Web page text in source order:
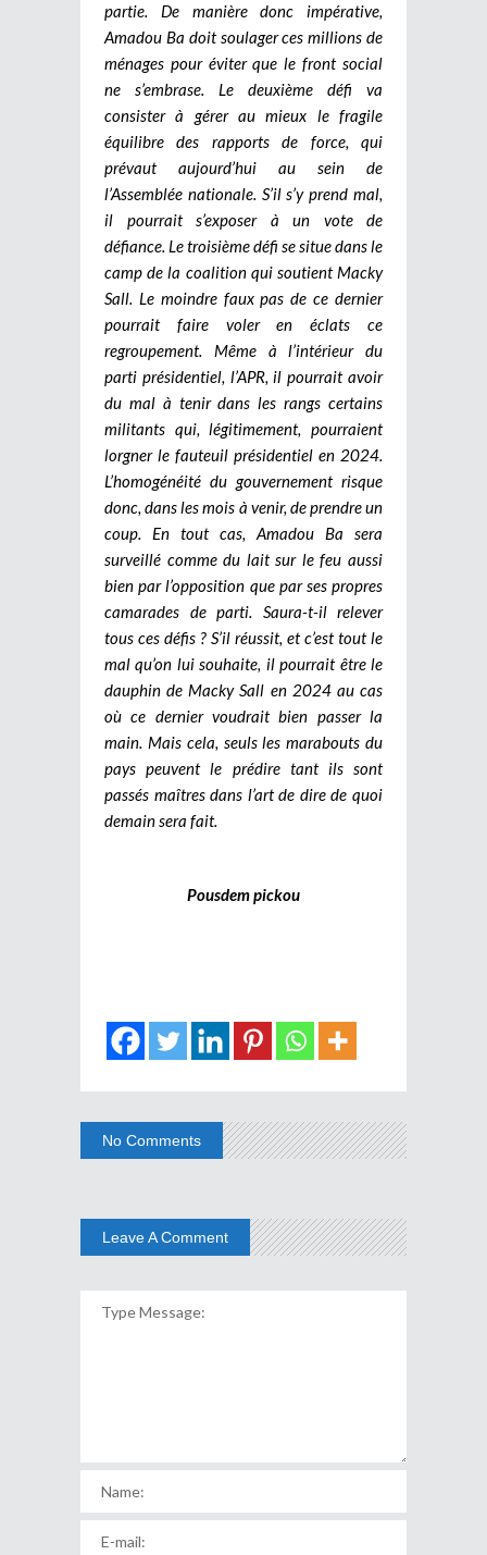
partie. De manière donc impérative,
Amadou Ba doit soulager ces millions de
ménages pour éviter que le front social
ne s’embrase. Le deuxième défi va
consister à gérer au mieux le fragile
équilibre des rapports de force, qui
prévaut aujourd’hui au sein de
l’Assemblée nationale. S’il s’y prend mal,
il pourrait s’exposer à un vote de
défiance. Le troisième défi se situe dans le
camp de la coalition qui soutient Macky
Sall. Le moindre faux pas de ce dernier
pourrait faire voler en éclats ce
regroupement. Même à l’intérieur du
parti présidentiel, l’APR, il pourrait avoir
du mal à tenir dans les rangs certains
militants qui, légitimement, pourraient
lorgner le fauteuil présidentiel en 2024.
L’homogénéité du gouvernement risque
donc, dans les mois à venir, de prendre un
coup. En tout cas, Amadou Ba sera
surveillé comme du lait sur le feu aussi
bien par l’opposition que par ses propres
camarades de parti. Saura-t-il relever
tous ces défis ? S’il réussit, et c’est tout le
mal qu’on lui souhaite, il pourrait être le
dauphin de Macky Sall en 2024 au cas
où ce dernier voudrait bien passer la
main. Mais cela, seuls les marabouts du
pays peuvent le prédire tant ils sont
passés maîtres dans l’art de dire de quoi
demain sera fait.
Pousdem pickou
No Comments
Leave A Comment